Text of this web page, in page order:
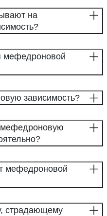
на
мефедроновой
зависимость?
мефедроновой
страдающему